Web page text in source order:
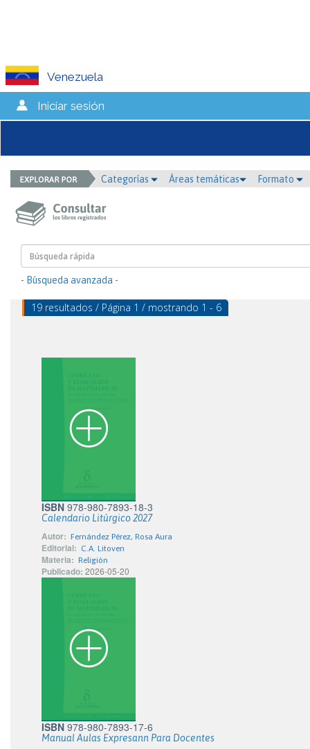
Venezuela
Iniciar sesión
Categorías Áreas temáticas Formato
- Búsqueda avanzada -
19 resultados / Página 1 / mostrando 1 - 6
ISBN 978-980-7893-18-3
Calendario Litúrgico 2027
Autor: Fernández Pérez, Rosa Aura
Editorial: C.A. Litoven
Materia: Religión
Publicado: 2026-05-20
ISBN 978-980-7893-17-6
Manual Aulas Expresann Para Docentes